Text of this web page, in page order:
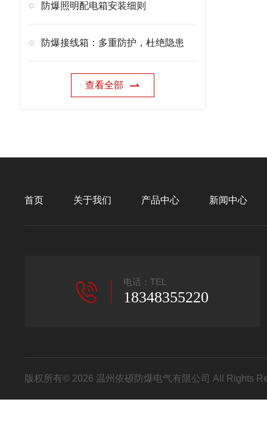
防爆照明配电箱安装细则
防爆接线箱：多重防护，杜绝隐患
查看全部
首页 关于我们 产品中心 新闻中心
电话：TEL
18348355220
版权所有© 2026 温州依硕防爆电气有限公司 All Rights